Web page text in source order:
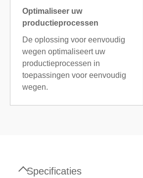
Optimaliseer uw
productieprocessen
De oplossing voor eenvoudig
wegen optimaliseert uw
productieprocessen in
toepassingen voor eenvoudig
wegen.
Specificaties